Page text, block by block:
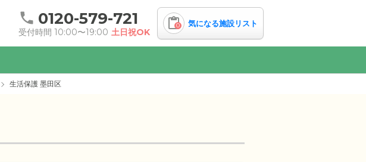
0120-579-721
受付時間 10:00〜19:00 土日祝OK
0 気になる施設リスト
生活保護 墨田区